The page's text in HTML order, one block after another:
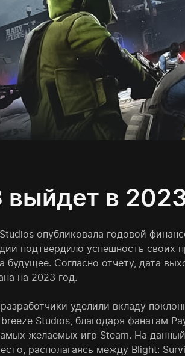
выйдет в
опубликовала годовой
подтвердило успешность своих
будущее. Согласно отчету, дата
на 2023 год.
уделили вкладу
Studios, благодаря фанатам
желаемых игр Steam. На
располагаясь между Blight: